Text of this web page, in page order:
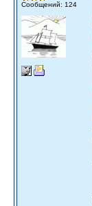
Сообщений: 124